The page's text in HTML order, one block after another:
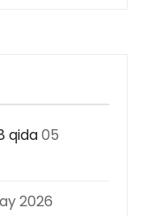
qida05
2026